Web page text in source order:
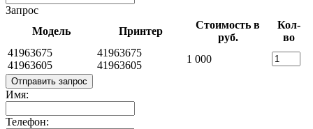
Запрос
Модель
Принтер
Стоимость в
руб.
Кол-
во
41963675
41963605
41963675
41963605
1 000
Отправить запрос
Имя:
Телефон: